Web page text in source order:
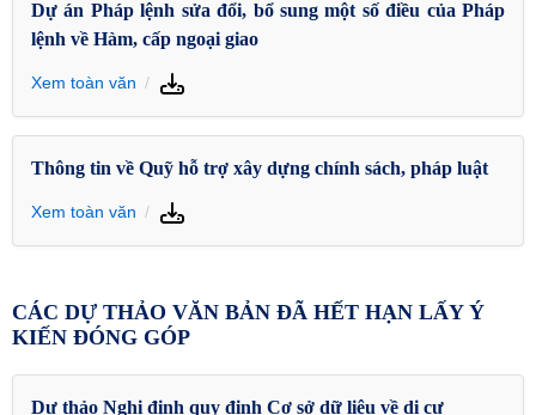
Dự án Pháp lệnh sửa đổi, bổ sung một số điều của Pháp
lệnh về Hàm, cấp ngoại giao
Xem toàn văn
Thông tin về Quỹ hỗ trợ xây dựng chính sách, pháp luật
Xem toàn văn
CÁC DỰ THẢO VĂN BẢN ĐÃ HẾT HẠN LẤY Ý
KIẾN ĐÓNG GÓP
Dự thảo Nghị định quy định Cơ sở dữ liệu về di cư